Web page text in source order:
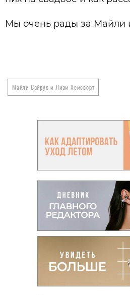
Мы очень рады за Майли
Майли Сайрус и Лиам Хемсворт